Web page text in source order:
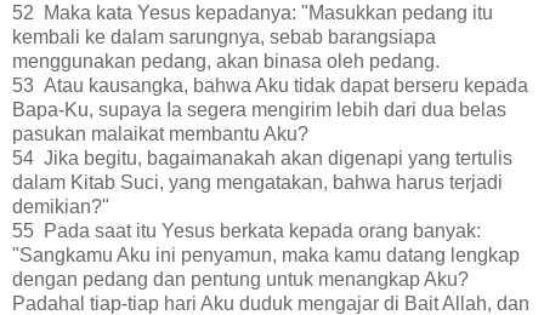
52 Maka kata Yesus kepadanya: "Masukkan pedang itu
kembali ke dalam sarungnya, sebab barangsiapa
menggunakan pedang, akan binasa oleh pedang.
53 Atau kausangka, bahwa Aku tidak dapat berseru kepada
Bapa-Ku, supaya Ia segera mengirim lebih dari dua belas
pasukan malaikat membantu Aku?
54 Jika begitu, bagaimanakah akan digenapi yang tertulis
dalam Kitab Suci, yang mengatakan, bahwa harus terjadi
demikian?"
55 Pada saat itu Yesus berkata kepada orang banyak:
"Sangkamu Aku ini penyamun, maka kamu datang lengkap
dengan pedang dan pentung untuk menangkap Aku?
Padahal tiap-tiap hari Aku duduk mengajar di Bait Allah, dan